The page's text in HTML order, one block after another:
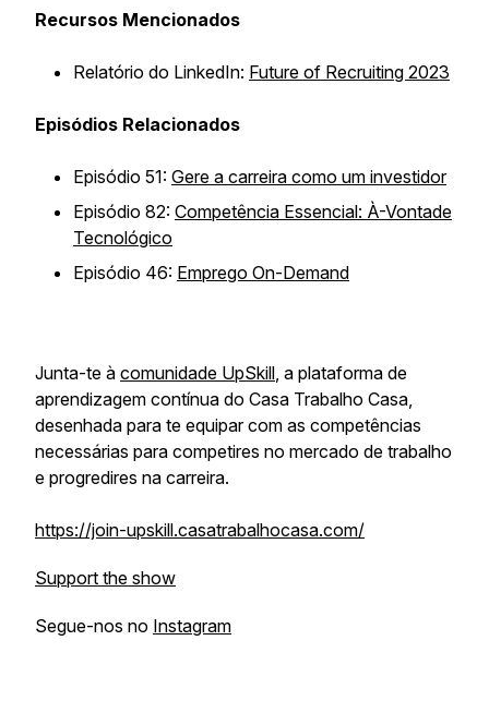
Recursos Mencionados
Relatório do LinkedIn: Future of Recruiting 2023
Episódios Relacionados
Episódio 51: Gere a carreira como um investidor
Episódio 82: Competência Essencial: À-Vontade
Tecnológico
Episódio 46: Emprego On-Demand
Junta-te à comunidade UpSkill, a plataforma de
aprendizagem contínua do Casa Trabalho Casa,
desenhada para te equipar com as competências
necessárias para competires no mercado de trabalho
e progredires na carreira.
https://join-upskill.casatrabalhocasa.com/
Support the show
Segue-nos no Instagram